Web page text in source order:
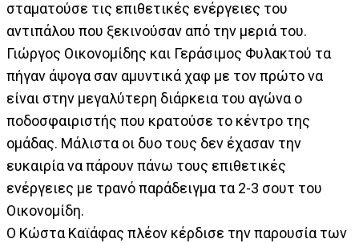
σταματούσε τις επιθετικές ενέργειες του
αντιπάλου που ξεκινούσαν από την μεριά του.
Γιώργος Οικονομίδης και Γεράσιμος Φυλακτού τα
πήγαν άψογα σαν αμυντικά χαφ με τον πρώτο να
είναι στην μεγαλύτερη διάρκεια του αγώνα ο
ποδοσφαιριστής που κρατούσε το κέντρο της
ομάδας. Μάλιστα οι δυο τους δεν έχασαν την
ευκαιρία να πάρουν πάνω τους επιθετικές
ενέργειες με τρανό παράδειγμα τα 2-3 σουτ του
Οικονομίδη.
Ο Κώστα Καϊάφας πλέον κέρδισε την παρουσία των